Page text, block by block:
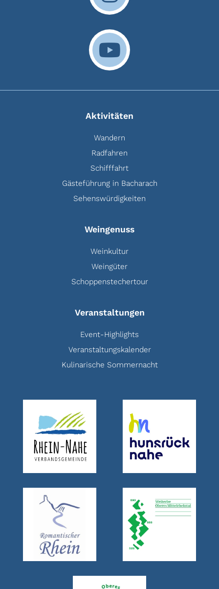
Aktivitäten
Wandern
Radfahren
Schifffahrt
Gästeführung in Bacharach
Sehenswürdigkeiten
Weingenuss
Weinkultur
Weingüter
Schoppenstechertour
Veranstaltungen
Event-Highlights
Veranstaltungskalender
Kulinarische Sommernacht